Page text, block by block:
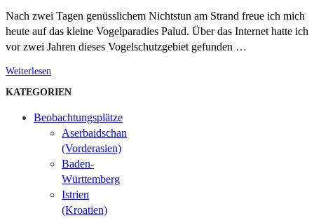
Nach zwei Tagen genüsslichem Nichtstun am Strand freue ich mich
heute auf das kleine Vogelparadies Palud. Über das Internet hatte ich
vor zwei Jahren dieses Vogelschutzgebiet gefunden …
Weiterlesen
KATEGORIEN
Beobachtungsplätze
Aserbaidschan
(Vorderasien)
Baden-
Württemberg
Istrien
(Kroatien)